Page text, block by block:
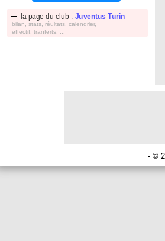
la page du club : Juventus Turin
bilan, stats, réultats, calendrier,
effectif, tranferts, ...
- ©